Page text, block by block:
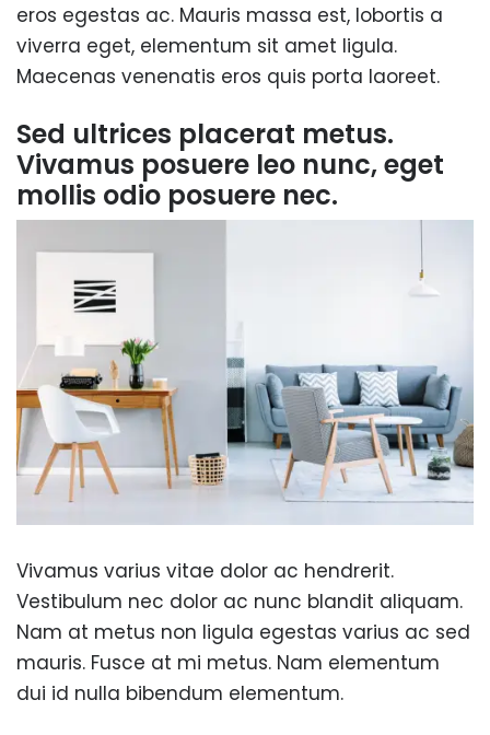
eros egestas ac. Mauris massa est, lobortis a
viverra eget, elementum sit amet ligula.
Maecenas venenatis eros quis porta laoreet.
Sed ultrices placerat metus.
Vivamus posuere leo nunc, eget
mollis odio posuere nec.
Vivamus varius vitae dolor ac hendrerit.
Vestibulum nec dolor ac nunc blandit aliquam.
Nam at metus non ligula egestas varius ac sed
mauris. Fusce at mi metus. Nam elementum
dui id nulla bibendum elementum.